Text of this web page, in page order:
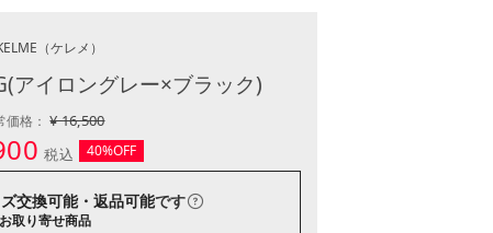
（ケレメ）
アイロングレー×ブラック)
価格：¥ 16,500
税込 40%OFF
交換可能・返品可能です
お取り寄せ商品